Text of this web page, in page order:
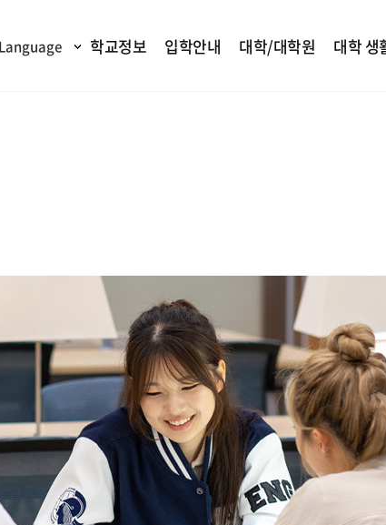
Language 학교정보 입학안내 대학/대학원 대학 생